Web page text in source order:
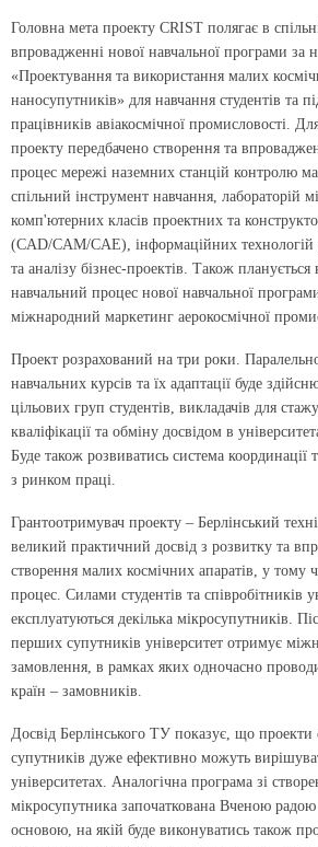
Головна мета проекту CRIST полягає в
впровадженні нової навчальної програми за
«Проектування та використання малих
наносупутників» для навчання студентів та
працівників авіакосмічної промисловості.
проекту передбачено створення та
процес мережі наземних станцій контролю
спільний інструмент навчання, лабораторій
комп'ютерних класів проектних та
(СAD/CAM/CAE), інформаційних технологій
та аналізу бізнес-проектів. Також
навчальний процес нової навчальної
міжнародний маркетинг аерокосмічної
Проект розрахований на три роки.
навчальних курсів та їх адаптації буде
цільових груп студентів, викладачів для
кваліфікації та обміну досвідом в
Буде також розвиватись система координації
з ринком праці.
Грантоотримувач проекту – Берлінський
великий практичний досвід з розвитку та
створення малих космічних апаратів, у тому
процес. Силами студентів та співробітників
експлуатуються декілька мікросупутників.
перших супутників університет отримує
замовлення, в рамках яких одночасно
країн – замовників.
Досвід Берлінського ТУ показує, що проекти
супутників дуже ефективно можуть
університетах. Аналогічна програма зі
мікросупутника започаткована Вченою радою
основою, на якій буде виконуватись також